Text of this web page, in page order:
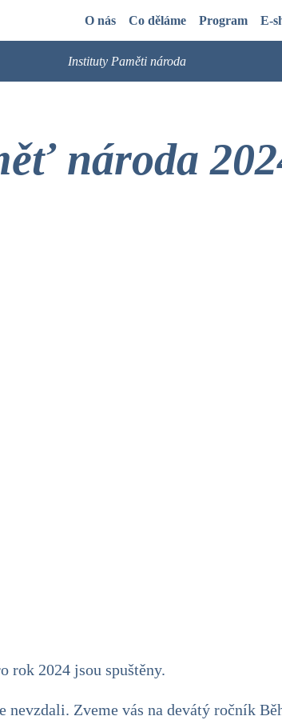
O nás Co děláme Program E-
Instituty Paměti národa
národa
rok 2024 jsou spuštěny.
nevzdali. Zveme vás na devátý ročník